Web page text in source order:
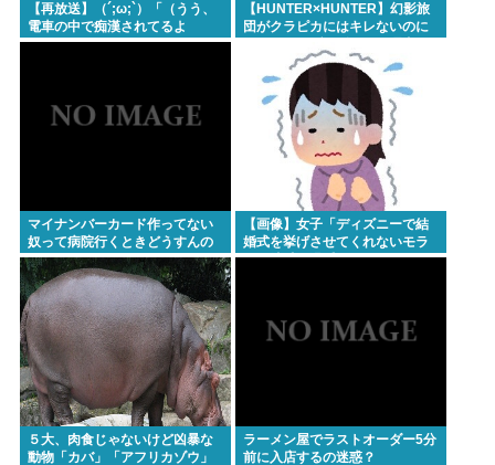
【再放送】（´;ω;`）「（うう、
電車の中で痴漢されてるよ
う…）」
【HUNTER×HUNTER】幻影旅
団がクラピカにはキレないのに
マイナンバーカード作ってない
奴って病院行くときどうすんの
【画像】女子「ディズニーで結
婚式を挙げさせてくれないモラ
ハラ彼氏。過呼吸になりまし
５大、肉食じゃないけど凶暴な
動物「カバ」「アフリカゾウ」
ラーメン屋でラストオーダー5分
前に入店するの迷惑？